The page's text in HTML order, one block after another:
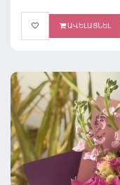
ԱՎԵԼԱՑՆԵԼ